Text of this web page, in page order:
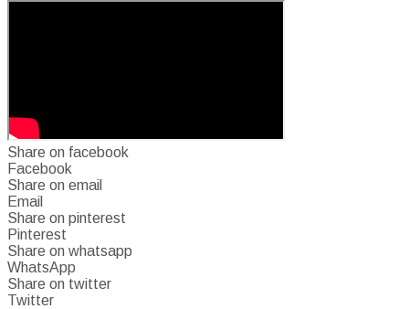
Share on facebook
Facebook
Share on email
Email
Share on pinterest
Pinterest
Share on whatsapp
WhatsApp
Share on twitter
Twitter